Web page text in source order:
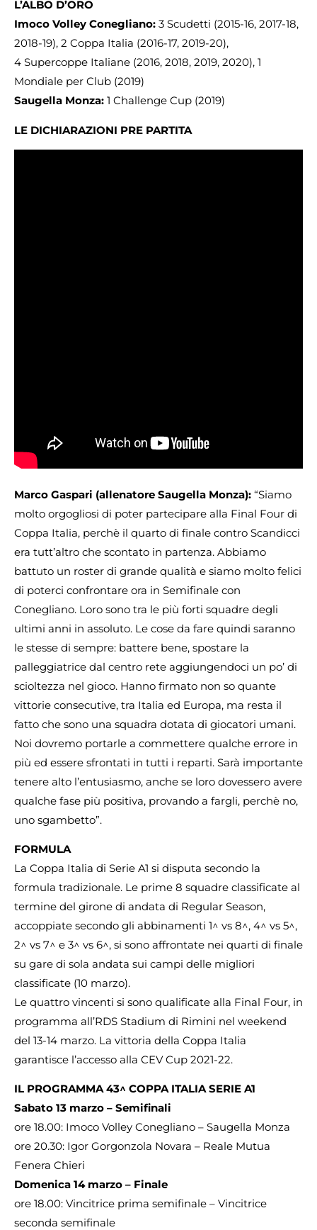
L’ALBO D’ORO
Imoco Volley Conegliano: 3 Scudetti (2015-16, 2017-18,
2018-19), 2 Coppa Italia (2016-17, 2019-20),
4 Supercoppe Italiane (2016, 2018, 2019, 2020), 1
Mondiale per Club (2019)
Saugella Monza: 1 Challenge Cup (2019)
LE DICHIARAZIONI PRE PARTITA
Marco Gaspari (allenatore Saugella Monza): “Siamo
molto orgogliosi di poter partecipare alla Final Four di
Coppa Italia, perchè il quarto di finale contro Scandicci
era tutt’altro che scontato in partenza. Abbiamo
battuto un roster di grande qualità e siamo molto felici
di poterci confrontare ora in Semifinale con
Conegliano. Loro sono tra le più forti squadre degli
ultimi anni in assoluto. Le cose da fare quindi saranno
le stesse di sempre: battere bene, spostare la
palleggiatrice dal centro rete aggiungendoci un po’ di
scioltezza nel gioco. Hanno firmato non so quante
vittorie consecutive, tra Italia ed Europa, ma resta il
fatto che sono una squadra dotata di giocatori umani.
Noi dovremo portarle a commettere qualche errore in
più ed essere sfrontati in tutti i reparti. Sarà importante
tenere alto l’entusiasmo, anche se loro dovessero avere
qualche fase più positiva, provando a fargli, perchè no,
uno sgambetto”.
FORMULA
La Coppa Italia di Serie A1 si disputa secondo la
formula tradizionale. Le prime 8 squadre classificate al
termine del girone di andata di Regular Season,
accoppiate secondo gli abbinamenti 1^ vs 8^, 4^ vs 5^,
2^ vs 7^ e 3^ vs 6^, si sono affrontate nei quarti di finale
su gare di sola andata sui campi delle migliori
classificate (10 marzo).
Le quattro vincenti si sono qualificate alla Final Four, in
programma all’RDS Stadium di Rimini nel weekend
del 13-14 marzo. La vittoria della Coppa Italia
garantisce l’accesso alla CEV Cup 2021-22.
IL PROGRAMMA 43^ COPPA ITALIA SERIE A1
Sabato 13 marzo – Semifinali
ore 18.00: Imoco Volley Conegliano – Saugella Monza
ore 20.30: Igor Gorgonzola Novara – Reale Mutua
Fenera Chieri
Domenica 14 marzo – Finale
ore 18.00: Vincitrice prima semifinale – Vincitrice
seconda semifinale